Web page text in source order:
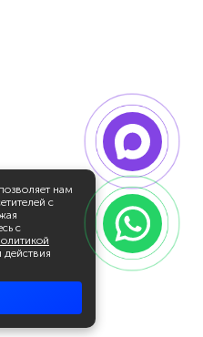
нам
с
с
действия